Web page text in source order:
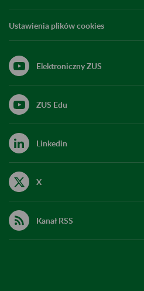
Ustawienia plików cookies
Elektroniczny ZUS
ZUS Edu
Linkedin
X
Kanał RSS